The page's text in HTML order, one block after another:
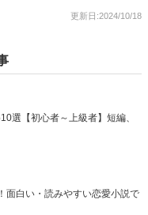
更新日:2024/10/18
選【初心者～上級者】短編、
面白い・読みやすい恋愛小説で